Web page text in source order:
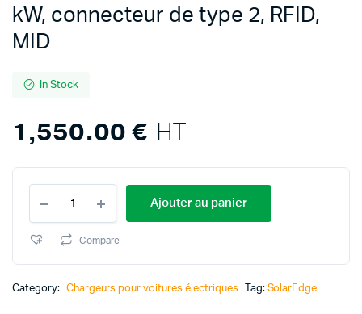
kW, connecteur de type 2, RFID,
MID
In Stock
1,550.00€ HT
Home
Chargeur
EV,
kW,
connecteur
Ajouter au panier
Compare
Category: Chargeurs pour voitures électriques Tag: SolarEdge